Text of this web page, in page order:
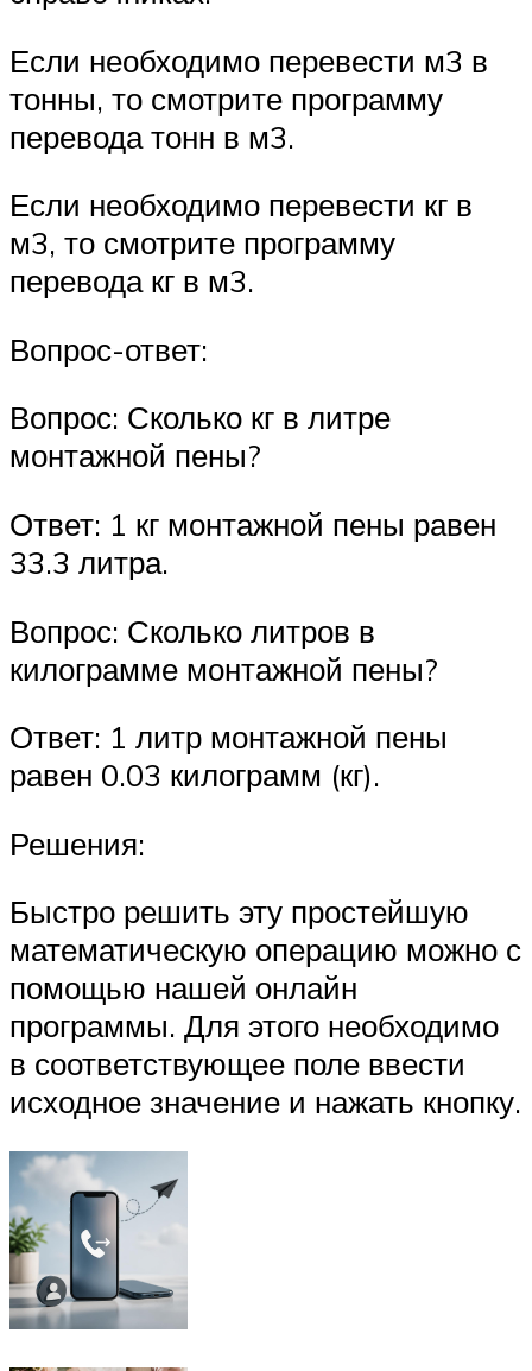
Если необходимо перевести м3 в
тонны, то смотрите программу
перевода тонн в м3.
Если необходимо перевести кг в
м3, то смотрите программу
перевода кг в м3.
Вопрос-ответ:
Вопрос: Сколько кг в литре
монтажной пены?
Ответ: 1 кг монтажной пены равен
33.3 литра.
Вопрос: Сколько литров в
килограмме монтажной пены?
Ответ: 1 литр монтажной пены
равен 0.03 килограмм (кг).
Решения:
Быстро решить эту простейшую
математическую операцию можно с
помощью нашей онлайн
программы. Для этого необходимо
в соответствующее поле ввести
исходное значение и нажать кнопку.